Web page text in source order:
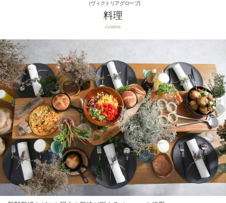
（ヴィクトリアグローブ)
料理
cuisine